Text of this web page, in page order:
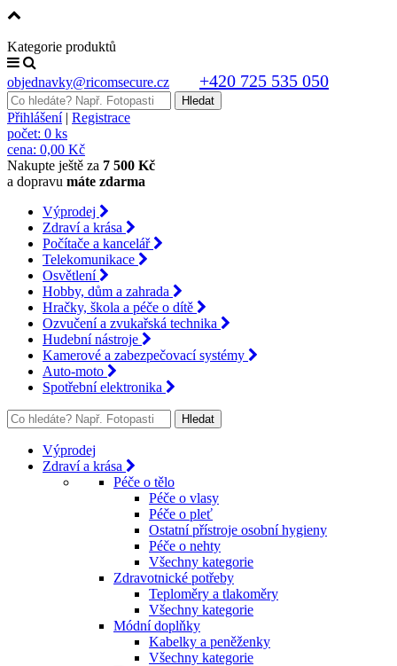
Kategorie produktů
objednavky@ricomsecure.cz +420 725 535 050
Přihlášení| Registrace
počet: 0 ks
cena: 0,00 Kč
Nakupte ještě za 7 500 Kč
a dopravu máte zdarma
Výprodej
Zdraví a krása
Počítače a kancelář
Telekomunikace
Osvětlení
Hobby, dům a zahrada
Hračky, škola a péče o dítě
Ozvučení a zvukařská technika
Hudební nástroje
Kamerové a zabezpečovací systémy
Auto-moto
Spotřební elektronika
Výprodej
Zdraví a krása
Péče o tělo
Péče o vlasy
Péče o pleť
Ostatní přístroje osobní hygieny
Péče o nehty
Všechny kategorie
Zdravotnické potřeby
Teploměry a tlakoměry
Všechny kategorie
Módní doplňky
Kabelky a peněženky
Všechny kategorie